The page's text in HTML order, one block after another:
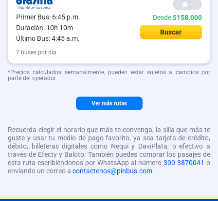
Primer Bus: 6:45 p.m.
Duración: 10h 10m
Último Bus: 4:45 a.m.
--
Desde$158.000
Buscar
7 buses por día
*Precios calculados semanalmente, pueden estar sujetos a cambios por
parte del operador
Ver más rutas
Recuerda elegir el horario que más te convenga, la silla que más te
guste y usar tu medio de pago favorito, ya sea tarjeta de crédito,
débito, billeteras digitales como Nequi y DaviPlata, o efectivo a
través de Efecty y Baloto. También puedes comprar los pasajes de
esta ruta escribiéndonos por WhatsApp al número 300 3870041 o
enviando un correo a contactenos@pinbus.com